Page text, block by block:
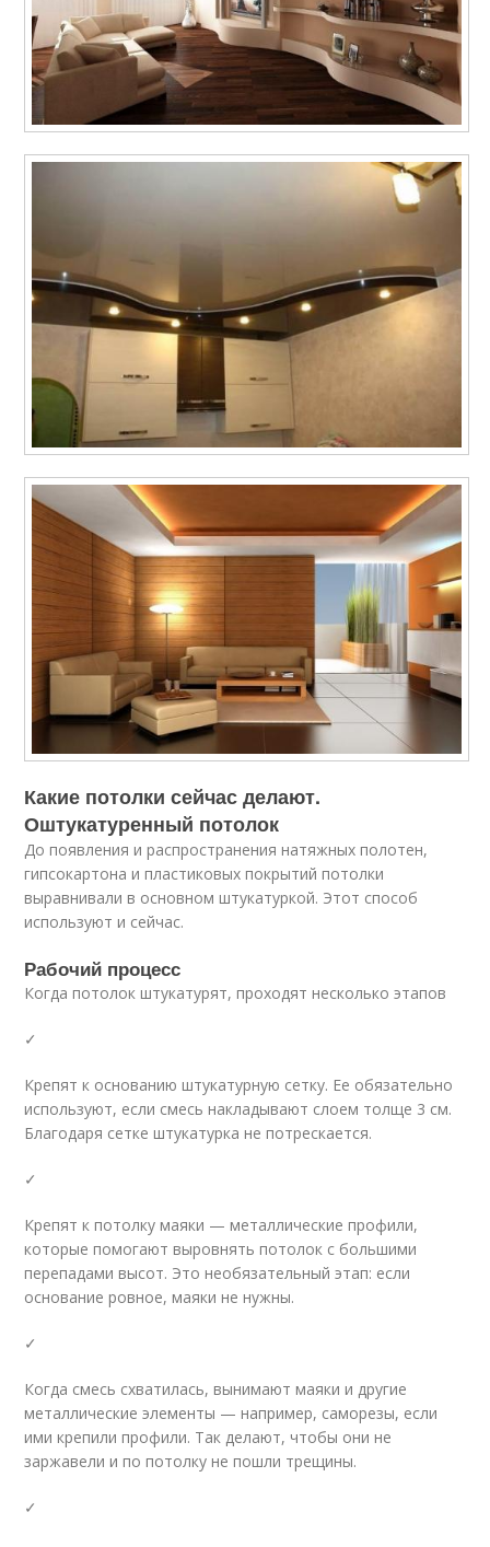
Какие потолки сейчас делают.
Оштукатуренный потолок
До появления и распространения натяжных полотен,
гипсокартона и пластиковых покрытий потолки
выравнивали в основном штукатуркой. Этот способ
используют и сейчас.
Рабочий процесс
Когда потолок штукатурят, проходят несколько этапов
✓
Крепят к основанию штукатурную сетку. Ее обязательно
используют, если смесь накладывают слоем толще 3 см.
Благодаря сетке штукатурка не потрескается.
✓
Крепят к потолку маяки — металлические профили,
которые помогают выровнять потолок с большими
перепадами высот. Это необязательный этап: если
основание ровное, маяки не нужны.
✓
Когда смесь схватилась, вынимают маяки и другие
металлические элементы — например, саморезы, если
ими крепили профили. Так делают, чтобы они не
заржавели и по потолку не пошли трещины.
✓